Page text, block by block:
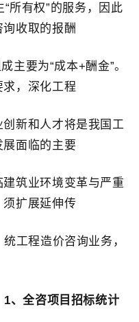
所有权”的服务，因此
收取的报酬
主要为“成本+酬金”。
，深化工程
新和人才将是我国工
面临的主要
筑业环境变革与严重
须扩展延伸传
询业务，
1、全咨项目招标统计